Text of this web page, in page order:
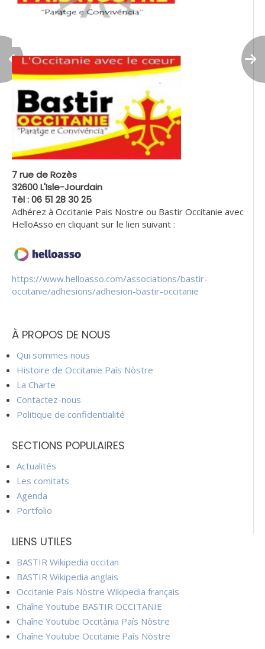
7 rue de Rozès
32600 L'Isle-Jourdain
Tèl : 06 51 28 30 25
Adhérez à Occitanie Pais Nostre ou Bastir Occitanie avec
HelloAsso en cliquant sur le lien suivant :
https://www.helloasso.com/associations/bastir-
occitanie/adhesions/adhesion-bastir-occitanie
À PROPOS DE NOUS
Qui sommes nous
Histoire de Occitanie País Nòstre
La Charte
Contactez-nous
Politique de confidentialité
SECTIONS POPULAIRES
Actualités
Les comitats
Agenda
Portfolio
LIENS UTILES
BASTIR Wikipedia occitan
BASTIR Wikipedia anglais
Occitanie País Nòstre Wikipedia français
Chaîne Youtube BASTIR OCCITANIE
Chaîne Youtube Occitània País Nòstre
Chaîne Youtube Occitanie País Nòstre